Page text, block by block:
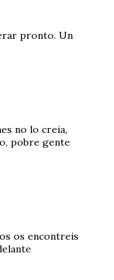
pronto. Un
no lo creia,
pobre gente
os encontreis